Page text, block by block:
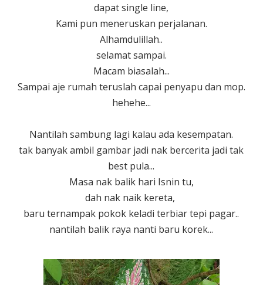
dapat single line,
Kami pun meneruskan perjalanan.
Alhamdulillah..
selamat sampai.
Macam biasalah...
Sampai aje rumah teruslah capai penyapu dan mop.
hehehe...
Nantilah sambung lagi kalau ada kesempatan.
tak banyak ambil gambar jadi nak bercerita jadi tak
best pula...
Masa nak balik hari Isnin tu,
dah nak naik kereta,
baru ternampak pokok keladi terbiar tepi pagar..
nantilah balik raya nanti baru korek...